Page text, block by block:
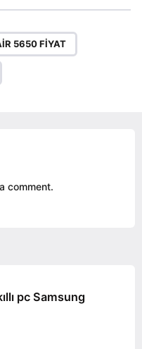
5650 FIYAT
comment.
pc Samsung